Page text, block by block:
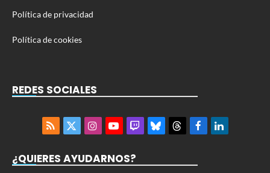
Política de privacidad
Política de cookies
REDES SOCIALES
RSS
X
InstagramYouTubeTwitchBlueskyThreadsFacebookLinkedIn
¿QUIERES AYUDARNOS?